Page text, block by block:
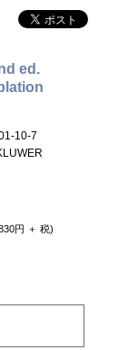
ed.
10-7
円 ＋ 税)